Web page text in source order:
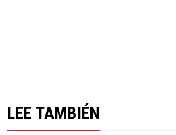
LEE TAMBIÉN